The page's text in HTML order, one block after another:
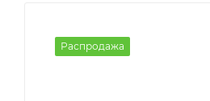
Распродажа